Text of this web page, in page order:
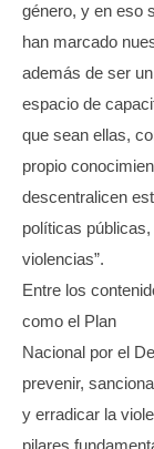
género, y en eso
han marcado
además de ser un
espacio de
que sean ellas,
propio
descentralicen
políticas
violencias”.
Entre los
como el Plan
Nacional por el
prevenir,
y erradicar la
pilares